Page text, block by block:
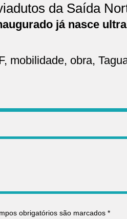
da Saída
já nasce
, mobilidade, obra,
obrigatórios são marcados *